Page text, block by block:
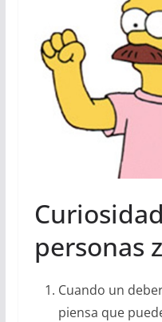
personas
Cuando un
piensa que